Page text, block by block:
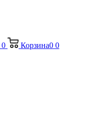
0 Корзина0 0